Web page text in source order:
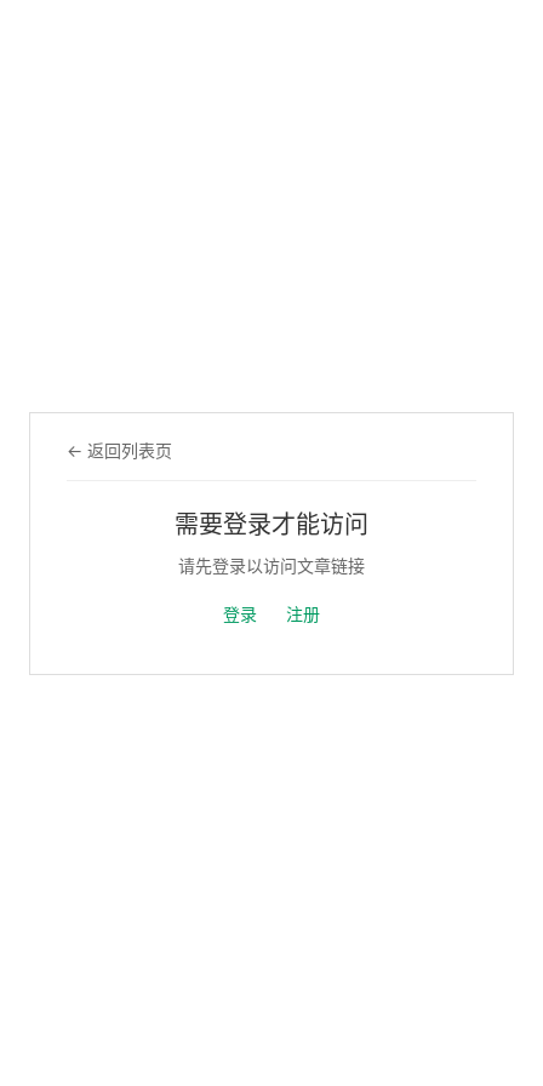
← 返回列表页
需要登录才能访问
请先登录以访问文章链接
登录 注册